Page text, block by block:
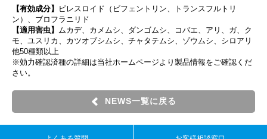
【有効成分】
ピレスロイド（ビフェントリン、トランスフルトリ
ン）、ブロフラニリド
【適用害虫】
ムカデ、カメムシ、ダンゴムシ、コバエ、アリ、ガ、ク
モ、ユスリカ、カツオブシムシ、チャタテムシ、ゾウムシ、シロアリ
他50種類以上
※効力確認済種の詳細は当社ホームページより製品情報をご確認くだ
さい。
NEWS一覧に戻る